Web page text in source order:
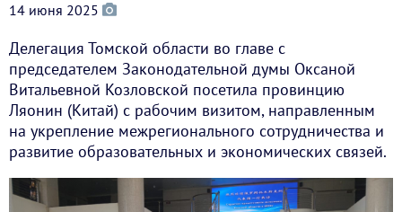
14 июня 2025
Делегация Томской области во главе с
председателем Законодательной думы Оксаной
Витальевной Козловской посетила провинцию
Ляонин (Китай) с рабочим визитом, направленным
на укрепление межрегионального сотрудничества и
развитие образовательных и экономических связей.